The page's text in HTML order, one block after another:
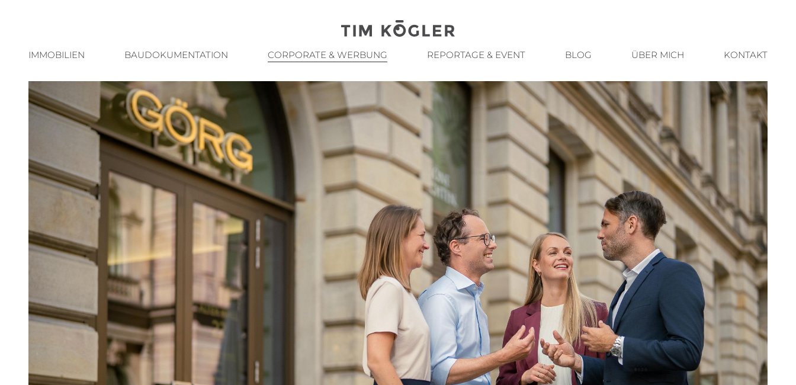
IMMOBILIEN BAUDOKUMENTATION CORPORATE & WERBUNG REPORTAGE & EVENT BLOG ÜBER MICH KONTAKT